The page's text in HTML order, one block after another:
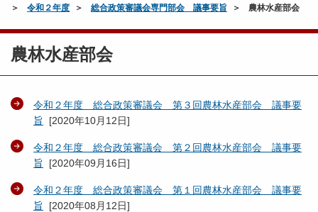
令和２年度
総合政策審議会専門部会 議事要旨 農林水産部会
農林水産部会
令和２年度 総合政策審議会 第３回農林水産部会 議事要
旨
[2020年10月12日]
令和２年度 総合政策審議会 第２回農林水産部会 議事要
旨
[2020年09月16日]
令和２年度 総合政策審議会 第１回農林水産部会 議事要
旨
[2020年08月12日]